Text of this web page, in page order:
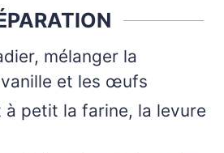
mélanger la
et les œufs
petit la farine, la levure